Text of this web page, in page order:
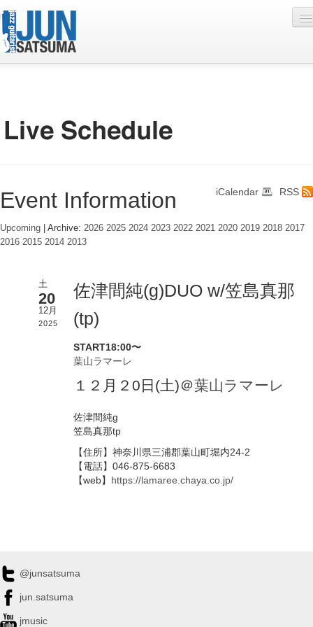
Discography
Photo
Contact
Online Lesson
RSS
iCalendar
Event Information
Upcoming | Archive: 2026 2025 2024 2023 2022 2021 2020 2019 2018 2017
2016 2015 2014 2013
土
20
12月
2025
佐津間純(g)DUO w/笠島真那
(tp)
START18:00〜
葉山ラマーレ
１２月２0日(土)＠葉山ラマーレ
佐津間純g
笠島真那tp
【住所】神奈川県三浦郡葉山町堀内24-2
【電話】046-875-6683
【web】 https://lamaree.chaya.co.jp/
@junsatsuma
jun.satsuma
jmusic